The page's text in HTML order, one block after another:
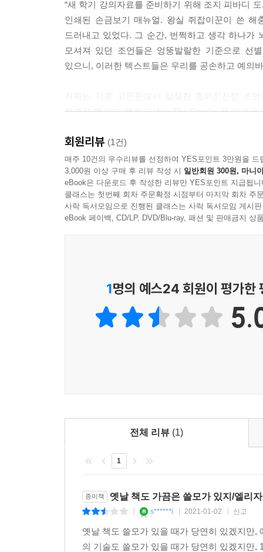
345 인생을 사는 법
346 감사의 말
달팽이빵 만드는 법(1685년): “한 입 베어 물면 여
그런 다음 말려서 곱게 가루를 내 빵을 만들면, 한
---「 니콜라스 레메리, 『예술과 자연에 관한 현대의 호기
“새 학기 강의자료를 준비하기 위해 조지 피바디
인쇄된 손금보기 매뉴얼. 왕실 쥐잡이꾼이 쓴
드러내고 있었다. 그 순간, 번쩍하고 생각 하나
모셔져 있던 조언들은 엉뚱발랄한 기준으로 선
있으니, 이러한 텍스트들은 우리를 공손하고 예의
편견을 깬 인기 블로그 ‘Ask The Past’는 전 세계
인생 고민은 시대와 장소를 불문한다
- 시비 거는 사람 퇴치하는 법.
- 알뜰하게 멋 부리는 법.
- 살 빼는 법.
- 기억력 향상시키는 법.
이것이 섣부른 일반화라 여겨진다면, 여기 명
지금이나 변함없이 이런 ‘노하우’를 찾아내는
이 책의 저자 아치볼드는 5세기부터 19세기
문헌자료들을 연구했다. 그에 따르면 “이런 매뉴
건 필요하지 않다고, 재치 있는 기술과 어쩌면 족
그러나 풍속사는 거시사와는 비교할 수 없이 생
가운데서도 특히 ‘실용 매뉴얼’이라는 유쾌한
필요가 있다고 생각되는 모든 분야를 섭렵한다.
회원리뷰 (1건)
매주 10건의 우수리뷰를 선정하여 YES포인트 3만원을 드
3,000원 이상 구매 후 리뷰 작성 시 일반회원 300원, 마니
eBook은 다운로드 후 작성한 리뷰만 YES포인트 지급됩니
클래스는 첫번째 회차 주문확정 시점부터 마지막 회차 주
사락 독서모임으로 진행된 클래스는 사락 독서모임 게시
eBook 페이백, CD/LP, DVD/Blu-ray, 패션 및 판매금지 상
1명의 예스24 회원이 평가한
전체 리뷰 (1)
1
종이책 옛날 책도 가끔은 쓸모가 있지/엘리
s******i 2021-01-02 신고
옛날 책도 쓸모가 있을 때가 당연히 있겠지만
의 기술도 쓸모가 있을 때가 당연히 있겠지만